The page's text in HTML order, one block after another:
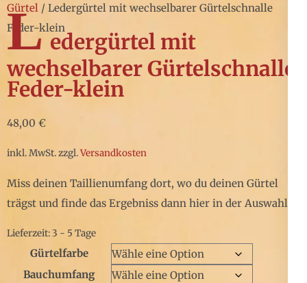
Gürtel / Ledergürtel mit wechselbarer Gürtelschnalle
Feder-klein
L edergürtel mit
wechselbarer Gürtelschnalle
Feder-klein
48,00 €
inkl. MwSt.zzgl.Versandkosten
Miss deinen Taillienumfang dort, wo du deinen Gürtel
trägst und finde das Ergebniss dann hier in der Auswahl.
Lieferzeit: 3 - 5 Tage
Gürtelfarbe
Bauchumfang